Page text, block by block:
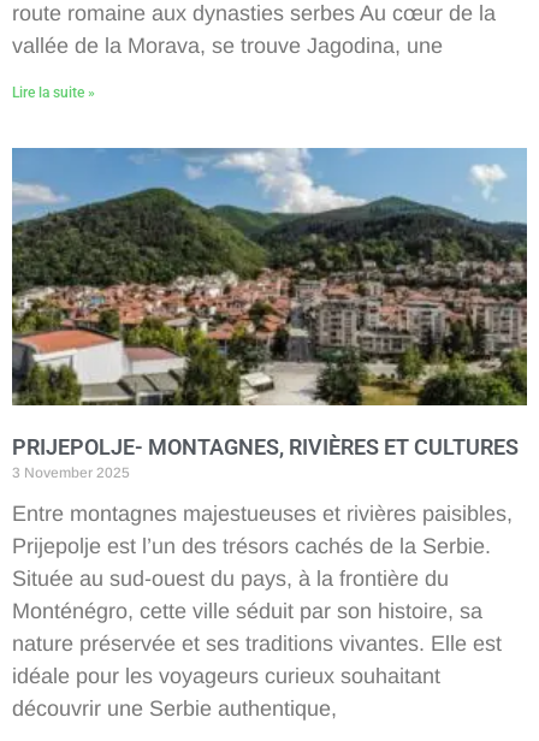
route romaine aux dynasties serbes Au cœur de la
vallée de la Morava, se trouve Jagodina, une
Lire la suite »
PRIJEPOLJE- MONTAGNES, RIVIÈRES ET CULTURES
3 November 2025
Entre montagnes majestueuses et rivières paisibles,
Prijepolje est l’un des trésors cachés de la Serbie.
Située au sud-ouest du pays, à la frontière du
Monténégro, cette ville séduit par son histoire, sa
nature préservée et ses traditions vivantes. Elle est
idéale pour les voyageurs curieux souhaitant
découvrir une Serbie authentique,